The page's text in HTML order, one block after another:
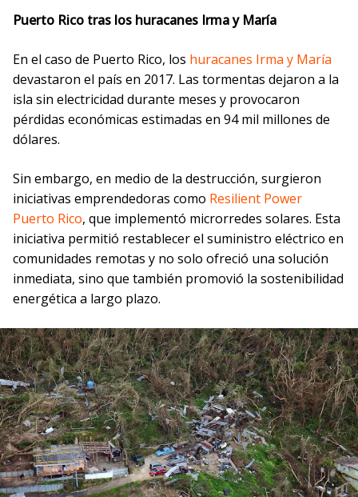
Puerto Rico tras los huracanes Irma y María
En el caso de Puerto Rico, los huracanes Irma y María
devastaron el país en 2017. Las tormentas dejaron a la
isla sin electricidad durante meses y provocaron
pérdidas económicas estimadas en 94 mil millones de
dólares.
Sin embargo, en medio de la destrucción, surgieron
iniciativas emprendedoras como Resilient Power
Puerto Rico, que implementó microrredes solares. Esta
iniciativa permitió restablecer el suministro eléctrico en
comunidades remotas y no solo ofreció una solución
inmediata, sino que también promovió la sostenibilidad
energética a largo plazo.